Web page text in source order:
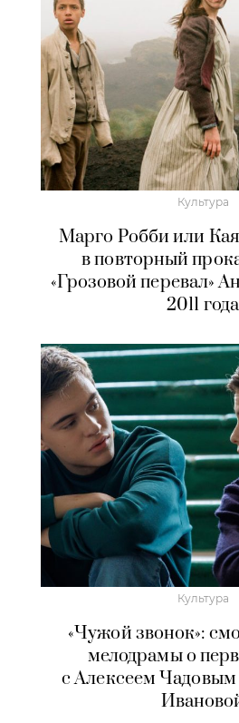
Культура
Марго Робби или
в повторный
«Грозовой перевал»
2011 года
Культура
«Чужой звонок»:
мелодрамы о
с Алексеем Чадовым